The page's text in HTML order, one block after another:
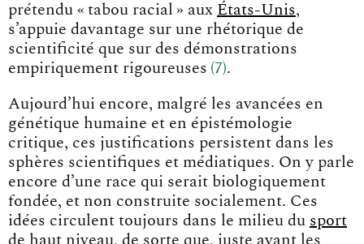
prétendu « tabou racial » aux États-Unis,
s’appuie davantage sur une rhétorique de
scientificité que sur des démonstrations
empiriquement rigoureuses 7 .
Aujourd’hui encore, malgré les avancées en
génétique humaine et en épistémologie
critique, ces justifications persistent dans les
sphères scientifiques et médiatiques. On y parle
encore d’une race qui serait biologiquement
fondée, et non construite socialement. Ces
idées circulent toujours dans le milieu du sport
de haut niveau, de sorte que, juste avant les